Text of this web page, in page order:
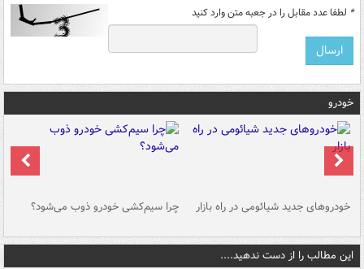
* لطفا عدد مقابل را در جعبه متن وارد کنید
خودرو
خودروهای جدید شیائومی در راه بازار چرا سیم‌کشی خودرو ذوب می‌شود؟
این مطالب را از دست ندهید....